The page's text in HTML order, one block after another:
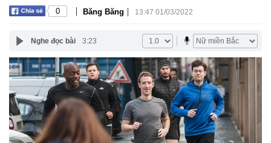
0 | Băng Băng | 13:47 01/03/2022
Nghe đọc bài 3:23